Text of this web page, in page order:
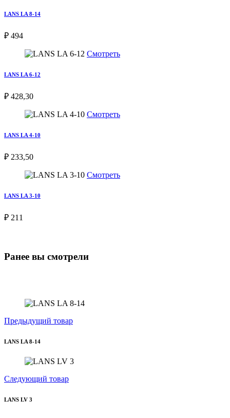
LANS LA 8-14
₽ 494
Смотреть
LANS LA 6-12
₽ 428,30
Смотреть
LANS LA 4-10
₽ 233,50
Смотреть
LANS LA 3-10
₽ 211
Ранее вы смотрели
Предыдущий товар
LANS LA 8-14
Следующий товар
LANS LV 3